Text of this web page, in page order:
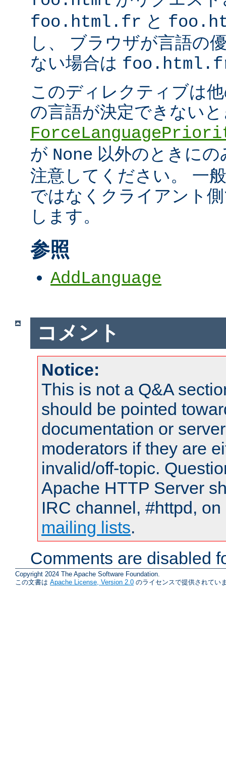
foo.html.fr と
し、 ブラウザが言語の
ない場合は
このディレクティブは
の言語が決定できない
が None 以外のときに
注意してください。 一
ではなくクライアント
します。
参照
AddLanguage
コメント
Notice:
This is not a Q&A
should be pointed
documentation or
moderators if they are
invalid/off-topic.
Apache HTTP Server
IRC channel, #httpd,
mailing lists.
Comments are disabled
Copyright 2024 The Apache Software Foundation.
この文書は Apache License, Version 2.0 のライセンスで提供されてい